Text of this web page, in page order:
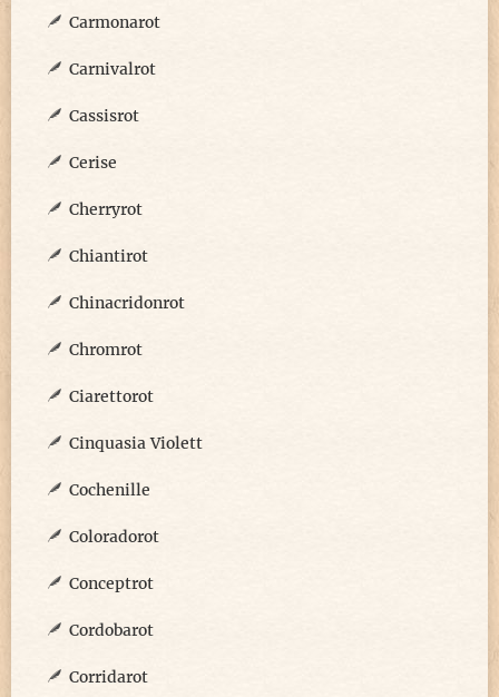
Carmonarot
Carnivalrot
Cassisrot
Cerise
Cherryrot
Chiantirot
Chinacridonrot
Chromrot
Ciarettorot
Cinquasia Violett
Cochenille
Coloradorot
Conceptrot
Cordobarot
Corridarot